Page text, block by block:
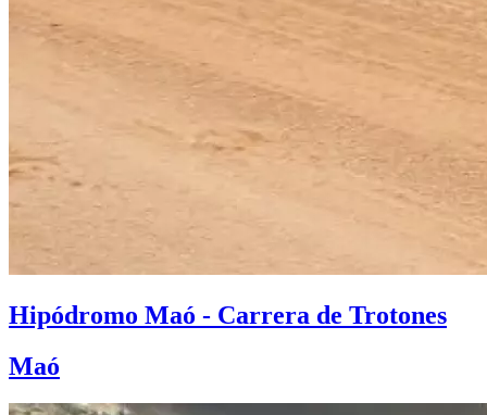
Hipódromo Maó - Carrera de Trotones
Maó